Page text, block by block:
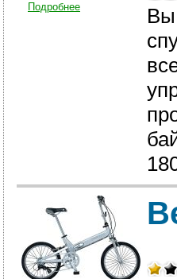
Подробнее
Вы